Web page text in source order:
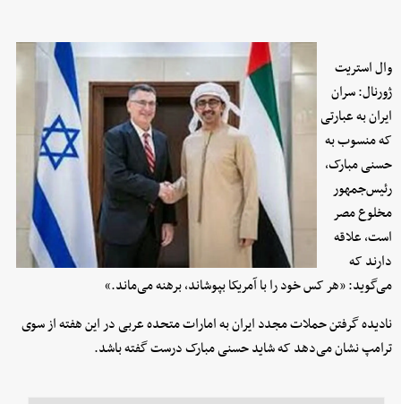
وال استریت
ژورنال: سران
ایران به عبارتی
که منسوب به
حسنی مبارک،
رئیس‌جمهور
مخلوع مصر
است، علاقه
دارند که
می‌گوید: «هر کس خود را با آمریکا بپوشاند، برهنه می‌ماند.»
نادیده گرفتن حملات مجدد ایران به امارات متحده عربی در این هفته از سوی
ترامپ نشان می‌دهد که شاید حسنی مبارک درست گفته باشد.